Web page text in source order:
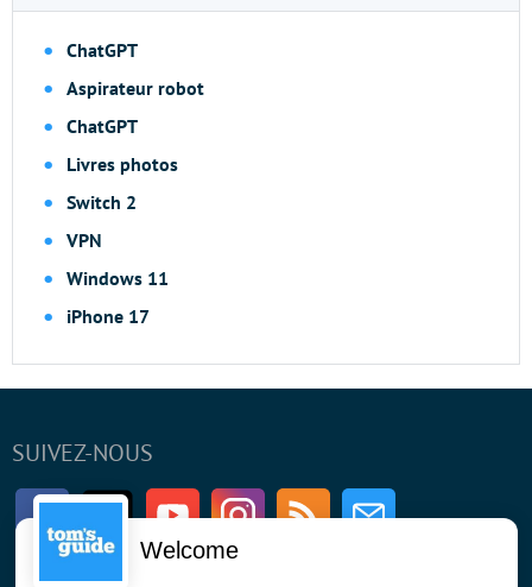
ChatGPT
Aspirateur robot
ChatGPT
Livres photos
Switch 2
VPN
Windows 11
iPhone 17
SUIVEZ-NOUS
FacebookTwitter Youtube InstagramRSS Newsletter
Welcome